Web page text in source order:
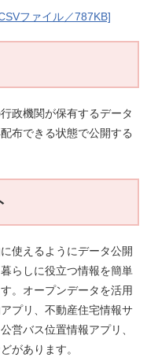
ファイル／787KB]
政機関が保有するデータ
布できる状態で公開する
使えるようにデータ公開
らしに役立つ情報を簡単
。オープンデータを活用
プリ、不動産住宅情報サ
営バス位置情報アプリ、
があります。